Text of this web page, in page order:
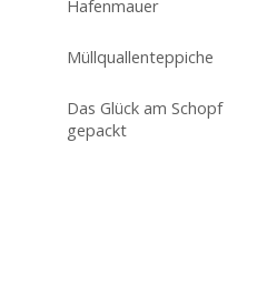
Hafenmauer
Müllquallenteppiche
Das Glück am Schopf
gepackt